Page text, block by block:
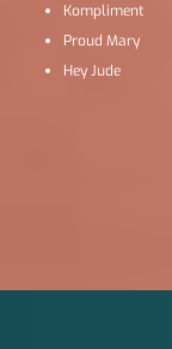
Kompliment
Proud Mary
Hey Jude